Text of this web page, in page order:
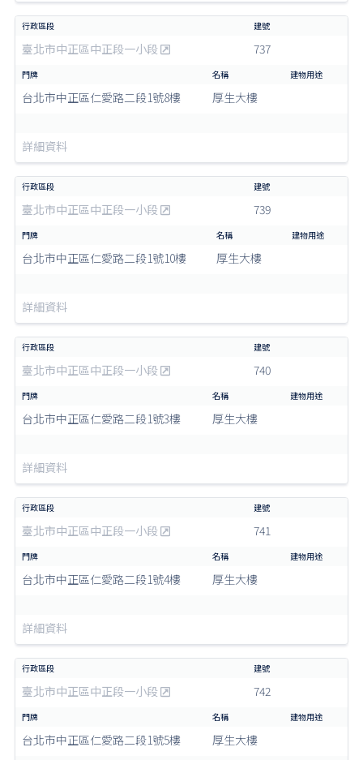
臺北市中正區中正段一小段 737
台北市中正區仁愛路二段1號8樓 厚生大樓
詳細資料
臺北市中正區中正段一小段 739
台北市中正區仁愛路二段1號10樓 厚生大樓
詳細資料
臺北市中正區中正段一小段 740
台北市中正區仁愛路二段1號3樓 厚生大樓
詳細資料
臺北市中正區中正段一小段 741
台北市中正區仁愛路二段1號4樓 厚生大樓
詳細資料
臺北市中正區中正段一小段 742
台北市中正區仁愛路二段1號5樓 厚生大樓